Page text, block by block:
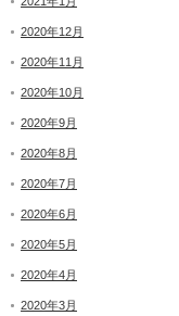
2020年12月
2020年11月
2020年10月
2020年9月
2020年8月
2020年7月
2020年6月
2020年5月
2020年4月
2020年3月